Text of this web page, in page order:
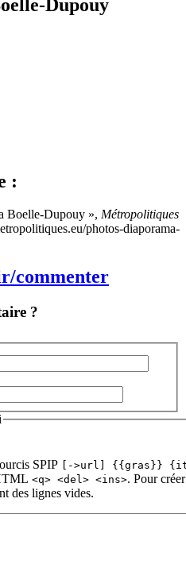
Dupouy
:
Boelle-Dupouy », Métropolitiques
photos-diaporama-
commenter
?
SPIP
[->url] {{gras}}
<q> <del> <ins>. Pour
des lignes vides.